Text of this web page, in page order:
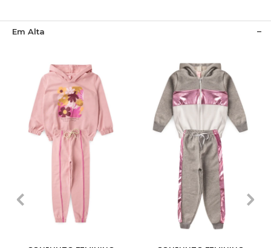
Em Alta
2 4 3 4 6 8
10 14